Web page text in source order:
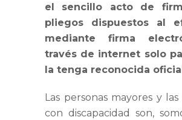
el sencillo acto de
pliegos dispuestos al
mediante firma
través de internet solo
la tenga reconocida
Las personas mayores y las
con discapacidad son,